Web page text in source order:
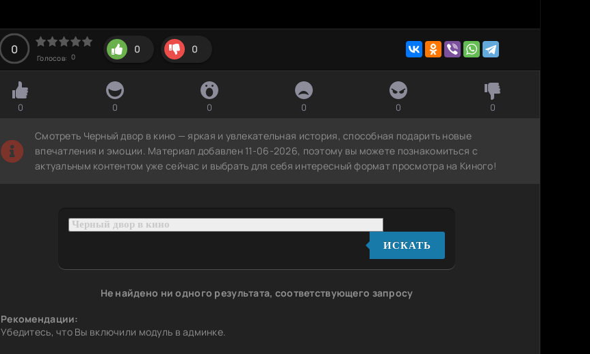
0
Голосов: 0
0 0
0 0 0 0 0 0
Смотреть Черный двор в кино — яркая и увлекательная история, способная подарить новые
впечатления и эмоции. Материал добавлен 11-06-2026, поэтому вы можете познакомиться с
актуальным контентом уже сейчас и выбрать для себя интересный формат просмотра на Киного!
ИСКАТЬ
Не найдено ни одного результата, соответствующего запросу
Рекомендации:
Убедитесь, что Вы включили модуль в админке.